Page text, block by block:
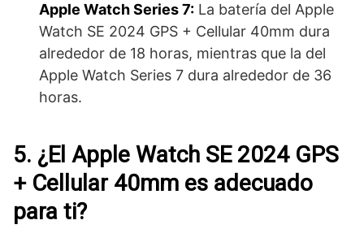
Apple Watch Series 7: La batería del Apple
Watch SE 2024 GPS + Cellular 40mm dura
alrededor de 18 horas, mientras que la del
Apple Watch Series 7 dura alrededor de 36
horas.
5. ¿El Apple Watch SE 2024 GPS
+ Cellular 40mm es adecuado
para ti?